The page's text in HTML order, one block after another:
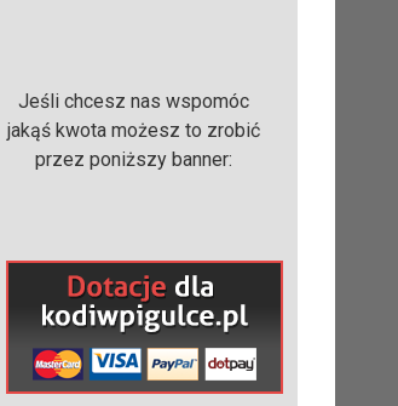
Jeśli chcesz nas wspomóc
jakąś kwota możesz to zrobić
przez poniższy banner: